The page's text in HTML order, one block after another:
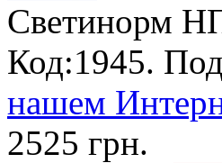
Светинорм
Код:1945.
нашем
2525 грн.